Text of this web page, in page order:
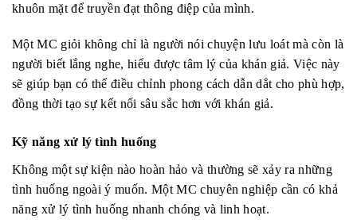
khuôn mặt để truyền đạt thông điệp của mình.
Một MC giỏi không chỉ là người nói chuyện lưu loát mà còn là
người biết lắng nghe, hiểu được tâm lý của khán giả. Việc này
sẽ giúp bạn có thể điều chỉnh phong cách dẫn dắt cho phù hợp,
đồng thời tạo sự kết nối sâu sắc hơn với khán giả.
Kỹ năng xử lý tình huống
Không một sự kiện nào hoàn hảo và thường sẽ xảy ra những
tình huống ngoài ý muốn. Một MC chuyên nghiệp cần có khả
năng xử lý tình huống nhanh chóng và linh hoạt.